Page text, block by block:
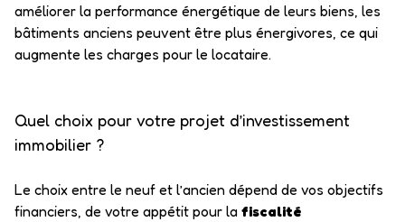
améliorer la performance énergétique de leurs biens, les
bâtiments anciens peuvent être plus énergivores, ce qui
augmente les charges pour le locataire.
Quel choix pour votre projet d’investissement
immobilier ?
Le choix entre le neuf et l’ancien dépend de vos objectifs
financiers, de votre appétit pour la fiscalité